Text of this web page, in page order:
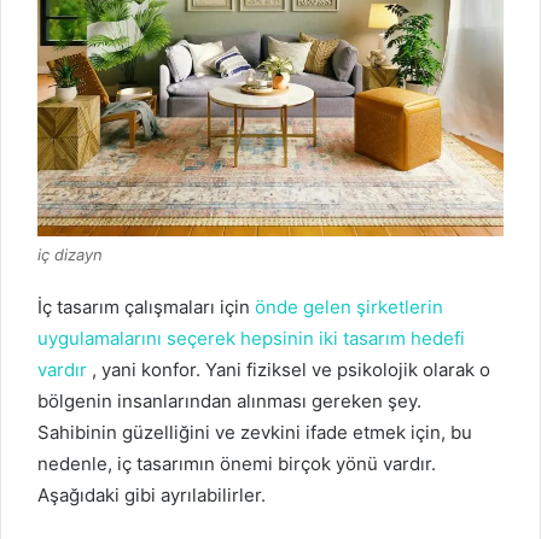
iç dizayn
İç tasarım çalışmaları için önde gelen şirketlerin
uygulamalarını seçerek hepsinin iki tasarım hedefi
vardır , yani konfor. Yani fiziksel ve psikolojik olarak o
bölgenin insanlarından alınması gereken şey.
Sahibinin güzelliğini ve zevkini ifade etmek için, bu
nedenle, iç tasarımın önemi birçok yönü vardır.
Aşağıdaki gibi ayrılabilirler.